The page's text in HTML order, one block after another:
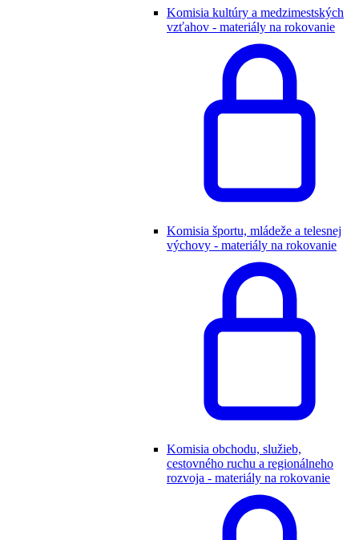
Komisia kultúry a medzimestských
vzťahov - materiály na rokovanie
Komisia športu, mládeže a telesnej
výchovy - materiály na rokovanie
Komisia obchodu, služieb,
cestovného ruchu a regionálneho
rozvoja - materiály na rokovanie